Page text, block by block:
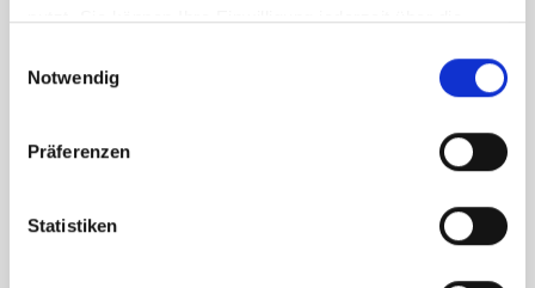
nutzt. Sie können Ihre Einwilligung jederzeit über die
Trigger Symbol ändern oder widerrufen
Informationen über Ihre geografische Lage
können
bestimmten Merkmalen (Fingerprinting) identifizieren
Notwendig
Präferenzen
Statistiken